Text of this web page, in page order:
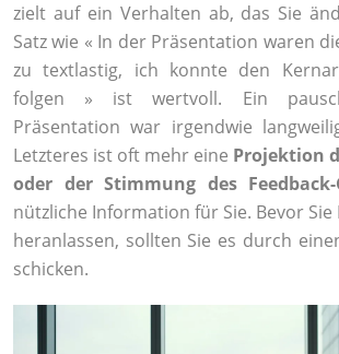
zielt auf ein Verhalten ab, das Sie
Satz wie « In der Präsentation waren
zu textlastig, ich konnte den
folgen » ist wertvoll. Ein
Präsentation war irgendwie
Letzteres ist oft mehr eine Projektion
oder der Stimmung des Feedback-
nützliche Information für Sie. Bevor Sie
heranlassen, sollten Sie es durch
schicken.